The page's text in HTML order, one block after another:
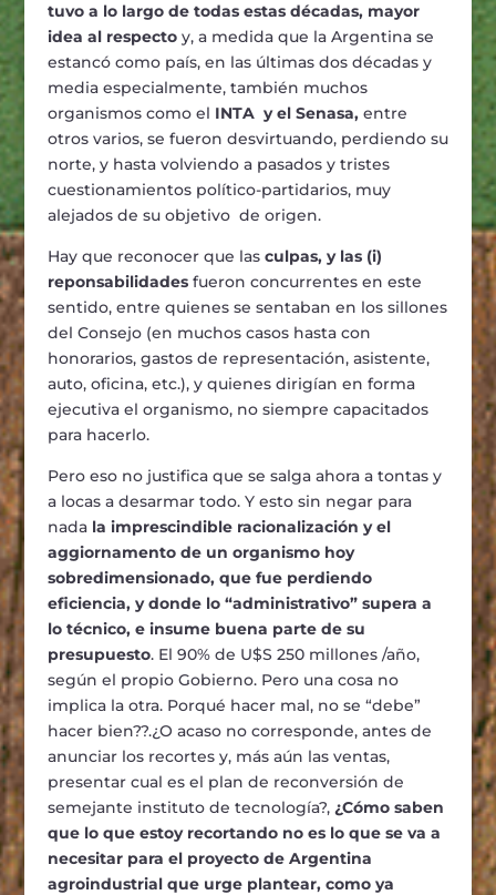
tuvo a lo largo de todas estas décadas, mayor
idea al respectoy, a medida que la Argentina se
estancó como país, en las últimas dos décadas y
media especialmente, también muchos
organismos como el INTA y el Senasa,entre
otros varios, se fueron desvirtuando, perdiendo su
norte, y hasta volviendo a pasados y tristes
cuestionamientos político-partidarios, muy
alejados de su objetivo de origen.
Hay que reconocer que lasculpas, y las (i)
reponsabilidades fueron concurrentes en este
sentido, entre quienes se sentaban en los sillones
del Consejo (en muchos casos hasta con
honorarios, gastos de representación, asistente,
auto, oficina, etc.), y quienes dirigían en forma
ejecutiva el organismo, no siempre capacitados
para hacerlo.
Pero eso no justifica que se salga ahora a tontas y
a locas a desarmar todo. Y esto sin negar para
nada la imprescindible racionalización y el
aggiornamento de un organismo hoy
sobredimensionado, que fue perdiendo
eficiencia, y donde lo “administrativo” supera a
lo técnico, e insume buena parte de su
presupuesto. El 90% de U$S 250 millones /año,
según el propio Gobierno. Pero una cosa no
implica la otra. Porqué hacer mal, no se “debe”
hacer bien??.¿O acaso no corresponde, antes de
anunciar los recortes y, más aún las ventas,
presentar cual es el plan de reconversión de
semejante instituto de tecnología?, ¿Cómo saben
que lo que estoy recortando no es lo que se va a
necesitar para el proyecto de Argentina
agroindustrial que urge plantear, como ya